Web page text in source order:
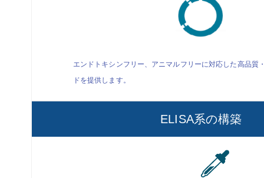
エンドトキシンフリー、アニマルフリーに対応した高品質
ドを提供します。
ELISA系の構築